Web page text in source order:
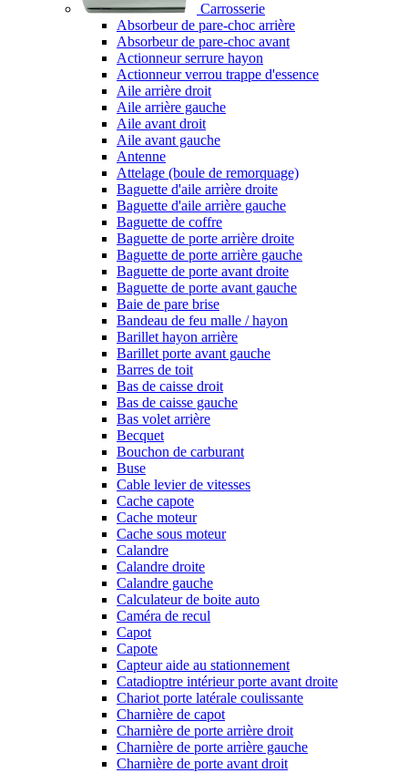
Carrosserie
Absorbeur de pare-choc arrière
Absorbeur de pare-choc avant
Actionneur serrure hayon
Actionneur verrou trappe d'essence
Aile arrière droit
Aile arrière gauche
Aile avant droit
Aile avant gauche
Antenne
Attelage (boule de remorquage)
Baguette d'aile arrière droite
Baguette d'aile arrière gauche
Baguette de coffre
Baguette de porte arrière droite
Baguette de porte arrière gauche
Baguette de porte avant droite
Baguette de porte avant gauche
Baie de pare brise
Bandeau de feu malle / hayon
Barillet hayon arrière
Barillet porte avant gauche
Barres de toit
Bas de caisse droit
Bas de caisse gauche
Bas volet arrière
Becquet
Bouchon de carburant
Buse
Cable levier de vitesses
Cache capote
Cache moteur
Cache sous moteur
Calandre
Calandre droite
Calandre gauche
Calculateur de boite auto
Caméra de recul
Capot
Capote
Capteur aide au stationnement
Catadioptre intérieur porte avant droite
Chariot porte latérale coulissante
Charnière de capot
Charnière de porte arrière droit
Charnière de porte arrière gauche
Charnière de porte avant droit